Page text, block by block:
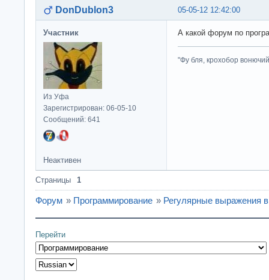
05-05-12 12:42:00
DonDublon3
Участник
Из Уфа
Зарегистрирован: 06-05-10
Сообщений: 641
А какой форум по
"Фу бля, крохобор
Неактивен
Страницы 1
Форум » Программирование » Регулярные выражения
Перейти